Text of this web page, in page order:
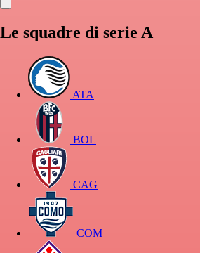
Le squadre di serie A
ATA
BOL
CAG
COM